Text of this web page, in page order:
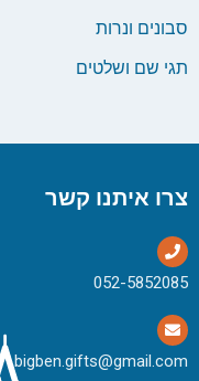
סבונים ונרות
תגי שם ושלטים
צרו איתנו קשר
bigben.gifts@gmail.com